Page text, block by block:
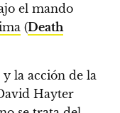
el mando
(Death
la acción de la
Hayter